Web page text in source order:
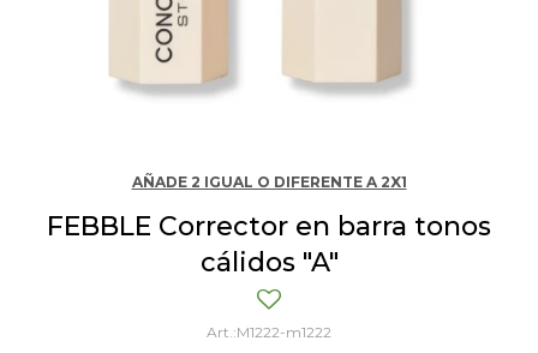
AÑADE 2 IGUAL O DIFERENTE A 2X1
FEBBLE Corrector en barra tonos
cálidos "A"
M1222-m1222